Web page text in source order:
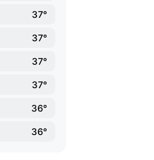
37°
37°
37°
37°
36°
36°